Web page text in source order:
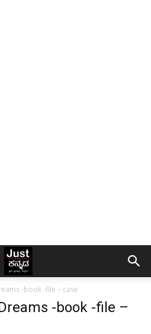
-book -file – case
-book -file –